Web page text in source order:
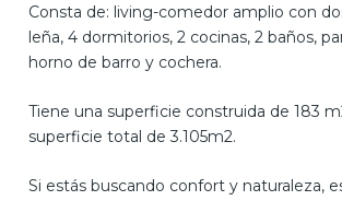
Consta de: living-comedor amplio con
leña, 4 dormitorios, 2 cocinas, 2 baños,
horno de barro y cochera.
Tiene una superficie construida de 183
superficie total de 3.105m2.
Si estás buscando confort y naturaleza,